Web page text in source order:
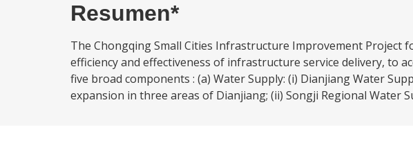
Resumen*
The Chongqing Small Cities Infrastructure Improvement Project
efficiency and effectiveness of infrastructure service delivery, to
five broad components : (a) Water Supply: (i) Dianjiang Water
expansion in three areas of Dianjiang; (ii) Songji Regional Water